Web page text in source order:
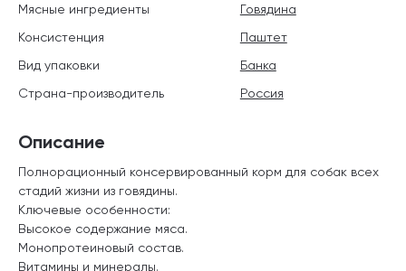
Описание
Полнорационный консервированный корм для собак всех
стадий жизни из говядины.
Ключевые особенности:
Высокое содержание мяса.
Монопротеиновый состав.
Витамины и минералы.
Мясные ингредиенты
Говядина
Консистенция
Паштет
Вид упаковки
Банка
Страна-производитель
Россия